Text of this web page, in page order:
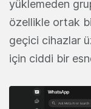
yüklemeden
özellikle ortak
geçici cihazlar
için ciddi bir